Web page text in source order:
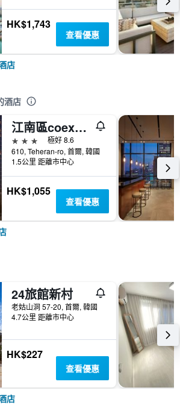
HK$1,743
查看優惠
店
酒店
江南區coex中心glad酒店
3星級
極好 8.6
610, Teheran-ro, 首爾, 韓國
1.5公里 距離市中心
HK$1,055
查看優惠
24旅館新村
老姑山洞 57-20, 首爾, 韓國
4.7公里 距離市中心
HK$227
查看優惠
店